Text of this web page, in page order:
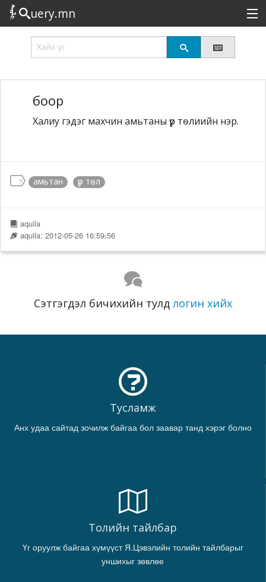
uery.mn
Сонирхолтой
Эрэлттэй
Логин
боор
Халиу гэдэг махчин амьтаны үр төлиийн нэр.
амьтан үр төл
aquila
aquila: 2012-05-26 16:59:56
Сэтгэгдэл бичихийн тулд логин хийх
Тусламж
Анх удаа сайтад зочилж байгаа бол заавар танд хэрэг болно
Толийн тайлбар
Үг оруулж байгаа хүмүүст Я.Цэвэлийн толийн тайлбарыг
уншихыг зөвлөе